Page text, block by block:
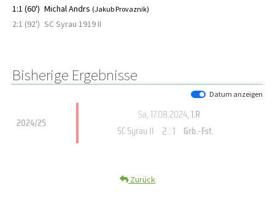
1:1 (60') Michal Andrs (Jakub Provaznik)
2:1 (92') SC Syrau 1919 II
Bisherige Ergebnisse
Datum anzeigen
2024/25
Sa, 17.08.2024, 1.R
SC Syrau II 2 : 1 Grb.-Fst.
Zurück